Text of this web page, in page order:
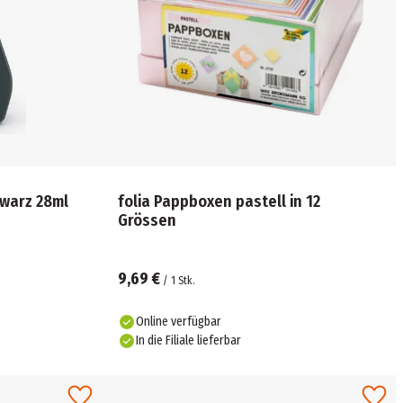
28ml
folia Pappboxen pastell in 12
Grössen
9,69 € / 1 Stk.
Online verfügbar
In die Filiale lieferbar